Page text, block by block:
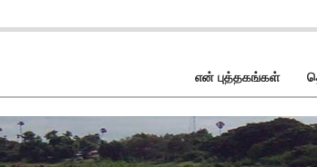
என் புத்தகங்கள்